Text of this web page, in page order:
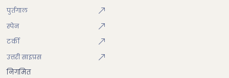
पुर्तगाल
स्पेन
टर्की
उत्तरी साइप्रस
निगमित